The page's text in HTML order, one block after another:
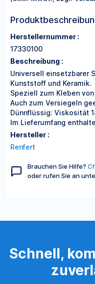
Herstellernummer :
17330100
Beschreibung :
Universell einsetzbarer
Kunststoff und Keramik.
Speziell zum Kleben
Auch zum Versiegeln
Dünnflüssig: Viskosität
Im Lieferumfang
Hersteller :
Renfert
Brauchen Sie Hilfe?
oder rufen Sie an
Schnell,